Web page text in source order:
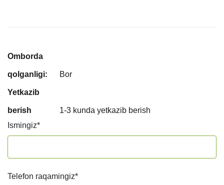
Omborda
qolganligi: Bor
Yetkazib
berish
1-3 kunda yetkazib berish
Ismingiz*
Telefon raqamingiz*